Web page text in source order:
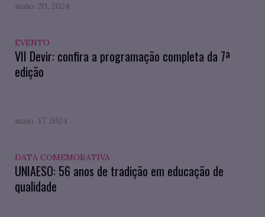
maio. 20, 2024
EVENTO
VII Devir: confira a programação completa da 7ª
edição
maio. 17, 2024
DATA COMEMORATIVA
UNIAESO: 56 anos de tradição em educação de
qualidade